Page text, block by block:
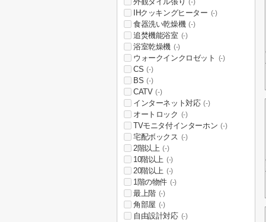
(-)
IHクッキングヒーター (-)
食器洗い乾燥機 (-)
追焚機能浴室 (-)
浴室乾燥機 (-)
ウォークインクロゼット (-)
CS (-)
BS (-)
CATV (-)
インターネット対応 (-)
オートロック (-)
TVモニタ付インターホン (-)
宅配ボックス (-)
2階以上 (-)
10階以上 (-)
20階以上 (-)
1階の物件 (-)
最上階 (-)
角部屋 (-)
自由設計対応 (-)